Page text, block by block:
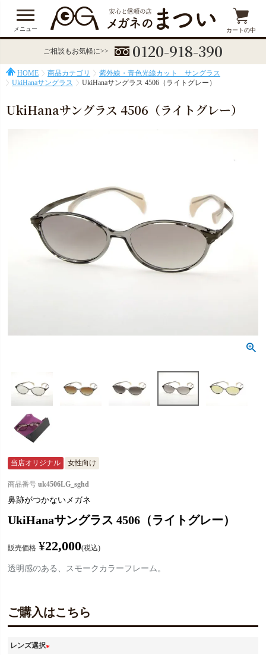
メニュー カートの中
ご相談もお気軽に>> 0120-918-390
HOME 商品カテゴリ
紫外線・青色光線カット サングラス
UkiHanaサングラス
UkiHanaサングラス 4506（ライトグレー）
UkiHanaサングラス 4506（ライトグレー）
当店オリジナル 女性向け
商品番号 uk4506LG_sghd
鼻跡がつかないメガネ
UkiHanaサングラス 4506（ライトグレー）
販売価格 ¥22,000 税込
透明感のある、スモークカラーフレーム。
ご購入はこちら
レンズ選択